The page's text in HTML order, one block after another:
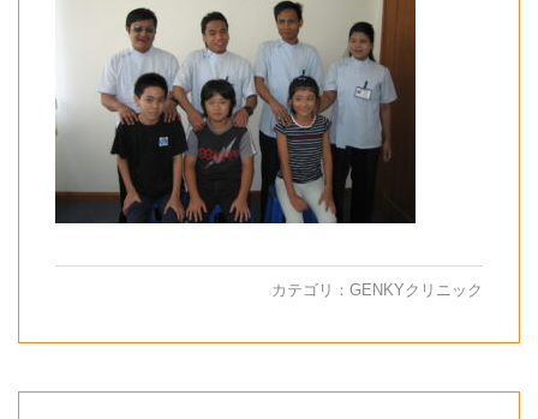
カテゴリ： GENKYクリニック